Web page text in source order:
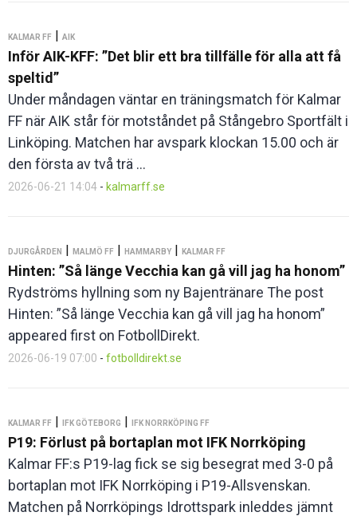
KALMAR FF | AIK
Inför AIK-KFF: ”Det blir ett bra tillfälle för alla att få
speltid”
Under måndagen väntar en träningsmatch för Kalmar
FF när AIK står för motståndet på Stångebro Sportfält i
Linköping. Matchen har avspark klockan 15.00 och är
den första av två trä ...
2026-06-21 14:04 - kalmarff.se
DJURGÅRDEN | MALMÖ FF | HAMMARBY | KALMAR FF
Hinten: ”Så länge Vecchia kan gå vill jag ha honom”
Rydströms hyllning som ny Bajentränare The post
Hinten: ”Så länge Vecchia kan gå vill jag ha honom”
appeared first on FotbollDirekt.
2026-06-19 07:00 - fotbolldirekt.se
KALMAR FF | IFK GÖTEBORG | IFK NORRKÖPING FF
P19: Förlust på bortaplan mot IFK Norrköping
Kalmar FF:s P19-lag fick se sig besegrat med 3-0 på
bortaplan mot IFK Norrköping i P19-Allsvenskan.
Matchen på Norrköpings Idrottspark inleddes jämnt